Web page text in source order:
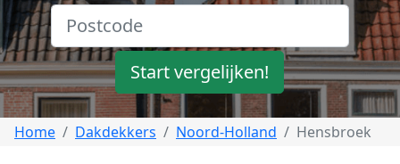
Start vergelijken!
Home Dakdekkers Noord-Holland Hensbroek